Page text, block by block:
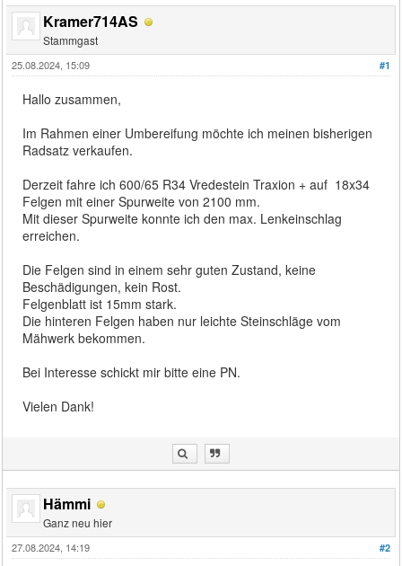
Kramer714AS
Stammgast
#1
25.08.2024, 15:09
Hallo zusammen,
Im Rahmen einer Umbereifung möchte ich meinen bisherigen
Radsatz verkaufen.
Derzeit fahre ich 600/65 R34 Vredestein Traxion + auf 18x34
Felgen mit einer Spurweite von 2100 mm.
Mit dieser Spurweite konnte ich den max. Lenkeinschlag
erreichen.
Die Felgen sind in einem sehr guten Zustand, keine
Beschädigungen, kein Rost.
Felgenblatt ist 15mm stark.
Die hinteren Felgen haben nur leichte Steinschläge vom
Mähwerk bekommen.
Bei Interesse schickt mir bitte eine PN.
Vielen Dank!
Hämmi
Ganz neu hier
#2
27.08.2024, 14:19